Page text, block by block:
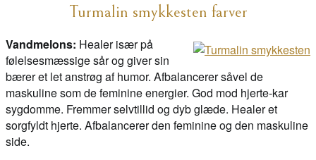
Turmalin smykkesten farver
Vandmelons: Healer især på
følelsesmæssige sår og giver sin
bærer et let anstrøg af humor. Afbalancerer såvel de
maskuline som de feminine energier. God mod hjerte-kar
sygdomme. Fremmer selvtillid og dyb glæde. Healer et
sorgfyldt hjerte. Afbalancerer den feminine og den maskuline
side.